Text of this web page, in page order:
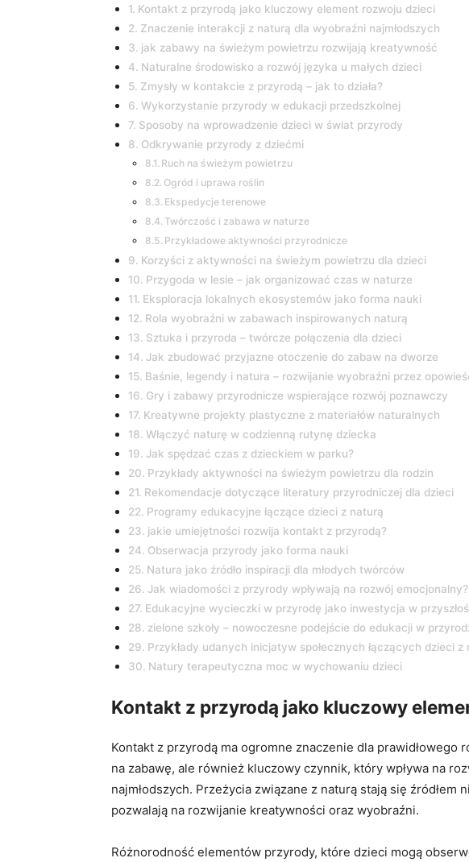
Kontakt z przyrodą jako kluczowy element rozwoju dzieci
Znaczenie interakcji z naturą dla wyobraźni najmłodszych
jak zabawy na świeżym powietrzu rozwijają kreatywność
Naturalne środowisko a rozwój języka u małych dzieci
Zmysły w kontakcie z przyrodą – jak to działa?
Wykorzystanie przyrody w edukacji przedszkolnej
Sposoby na wprowadzenie dzieci w świat przyrody
Odkrywanie przyrody z dziećmi
Ruch na świeżym powietrzu
Ogród i uprawa roślin
Ekspedycje terenowe
Twórczość i zabawa w naturze
Przykładowe aktywności przyrodnicze
Korzyści z aktywności na świeżym powietrzu dla dzieci
Przygoda w lesie – jak organizować czas w naturze
Eksploracja lokalnych ekosystemów jako forma nauki
Rola wyobraźni w zabawach inspirowanych naturą
Sztuka i przyroda – twórcze połączenia dla dzieci
Jak zbudować przyjazne otoczenie do zabaw na dworze
Baśnie, legendy i natura – rozwijanie wyobraźni przez
Gry i zabawy przyrodnicze wspierające rozwój poznawczy
Kreatywne projekty plastyczne z materiałów naturalnych
Włączyć naturę w codzienną rutynę dziecka
Jak spędzać czas z dzieckiem w parku?
Przykłady aktywności na świeżym powietrzu dla rodzin
Rekomendacje dotyczące literatury przyrodniczej dla dzieci
Programy edukacyjne łączące dzieci z naturą
jakie umiejętności rozwija kontakt z przyrodą?
Obserwacja przyrody jako forma nauki
Natura jako źródło inspiracji dla młodych twórców
Jak wiadomości z przyrody wpływają na rozwój emocjonalny?
Edukacyjne wycieczki w przyrodę jako inwestycja w
zielone szkoły – nowoczesne podejście do edukacji w
Przykłady udanych inicjatyw społecznych łączących dzieci z
Natury terapeutyczna moc w wychowaniu dzieci
Kontakt z przyrodą jako kluczowy
Kontakt z przyrodą ma ogromne znaczenie dla prawidłowego
na zabawę, ale również kluczowy czynnik, który wpływa na
najmłodszych. Przeżycia związane z naturą stają się źródłem
pozwalają na rozwijanie kreatywności oraz wyobraźni.
Różnorodność elementów przyrody, które dzieci mogą